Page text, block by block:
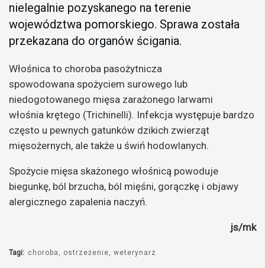
nielegalnie pozyskanego na terenie
województwa pomorskiego. Sprawa została
przekazana do organów ścigania.
Włośnica to choroba pasożytnicza
spowodowana spożyciem surowego lub
niedogotowanego mięsa zarażonego larwami
włośnia krętego (Trichinelli). Infekcja występuje bardzo
często u pewnych gatunków dzikich zwierząt
mięsożernych, ale także u świń hodowlanych.
Spożycie mięsa skażonego włośnicą powoduje
biegunkę, ból brzucha, ból mięśni, gorączkę i objawy
alergicznego zapalenia naczyń.
js/mk
Tagi: choroba ostrzeżenie weterynarz